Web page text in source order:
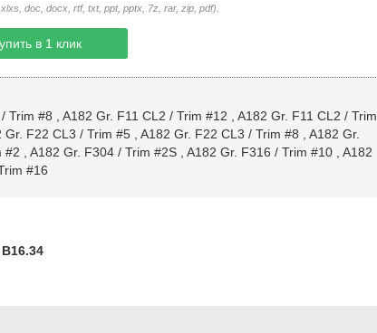
doc, docx, rtf, txt, ppt, pptx, 7z, rar, zip, pdf).
в 1 клик
Trim #8 A182 Gr. F11 CL2 / Trim #12
A182 Gr. F11 CL2 / Trim
Gr. F22 CL3 / Trim #5, A182 Gr. F22 CL3 / Trim #8
A182 Gr.
#2 A182 Gr. F304 / Trim #2S, A182 Gr. F316 / Trim #10, A182
#16